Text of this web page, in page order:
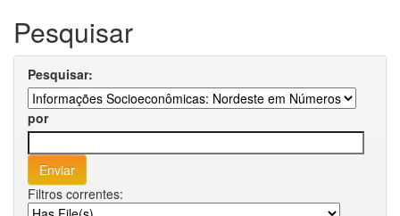
Pesquisar
Pesquisar:
por
Filtros correntes: